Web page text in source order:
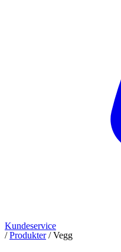
Kundeservice
/ Produkter / Vegg